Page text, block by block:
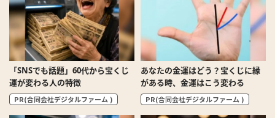
「SNSでも話題」60代から宝くじ
運が変わる人の特徴
PR(合同会社デジタルファーム )
あなたの金運はどう？宝くじに縁
がある時、金運はこう変わる
PR(合同会社デジタルファーム )